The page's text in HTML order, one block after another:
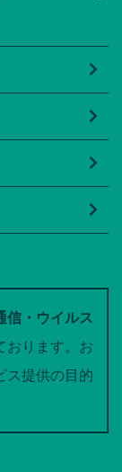
信・ウイルス
おります。お
ス提供の目的